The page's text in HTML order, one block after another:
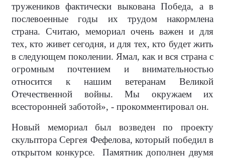
тружеников фактически выкована Победа, а в
послевоенные годы их трудом накормлена
страна. Считаю, мемориал очень важен и для
тех, кто живет сегодня, и для тех, кто будет жить
в следующем поколении. Ямал, как и вся страна с
огромным почтением и внимательностью
относится к нашим ветеранам Великой
Отечественной войны. Мы окружаем их
всесторонней заботой», - прокомментировал он.
Новый мемориал был возведен по проекту
скульптора Сергея Фефелова, который победил в
открытом конкурсе.
Памятник дополнен двумя